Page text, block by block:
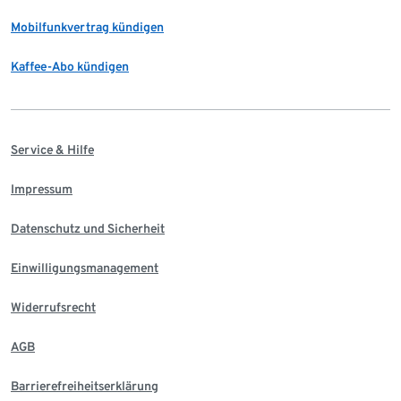
Mobilfunkvertrag kündigen
Kaffee-Abo kündigen
Service & Hilfe
Impressum
Datenschutz und Sicherheit
Einwilligungsmanagement
Widerrufsrecht
AGB
Barrierefreiheitserklärung